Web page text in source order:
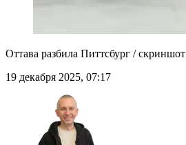
Оттава разбила Питтсбург / скриншот
19 декабря 2025, 07:17